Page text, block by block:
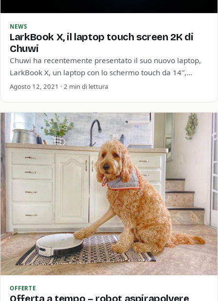
NEWS
LarkBook X, il laptop touch screen 2K di
Chuwi
Chuwi ha recentemente presentato il suo nuovo laptop,
LarkBook X, un laptop con lo schermo touch da 14″,
rapporto 16:10, che dovrebbe…
Agosto 12, 2021 · 2 min di lettura
OFFERTE